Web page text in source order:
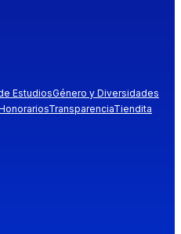
EstudiosGénero y Diversidades
TransparenciaTiendita